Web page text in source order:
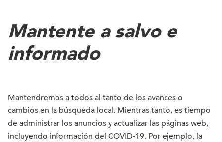
Mantente a salvo e
informado
Mantendremos a todos al tanto de los avances o
cambios en la búsqueda local. Mientras tanto, es tiempo
de administrar los anuncios y actualizar las páginas web,
incluyendo información del COVID-19. Por ejemplo, la